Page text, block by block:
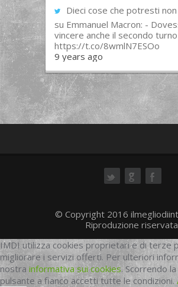
Dieci cose che potresti
su Emmanuel Macron: -
vincere anche il secondo turno
https://t.co/8wmlN7ESOo
9 years ago
© Copyright 2016
Riproduzione
IMDI utilizza cookies proprietari e di terze
migliorare i servizi offerti. Per ulteriori
nostra informativa sui cookies. Scorrendo
pulsante a fianco accetti tutte le condizioni.